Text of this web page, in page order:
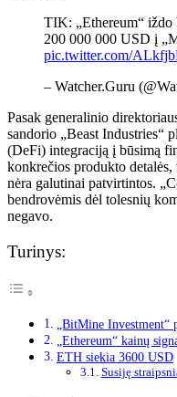
TIK: „Ethereum“ iždo
200 000 000 USD į
pic.twitter.com/
– Watcher.Guru
Pasak generalinio
sandorio „Beast Industries“
(DeFi) integraciją į būsimą
konkrečios produkto
nėra galutinai patvirtintos.
bendrovėmis dėl tolesnių
negavo.
Turinys:
„BitMine Investment“
„Ethereum“ kainų
ETH siekia 3600 USD
Susiję